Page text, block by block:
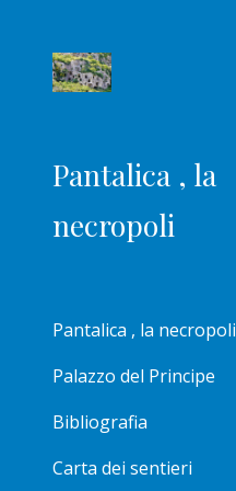
Pantalica , la
necropoli
Pantalica , la necropoli
Palazzo del Principe
Bibliografia
Carta dei sentieri